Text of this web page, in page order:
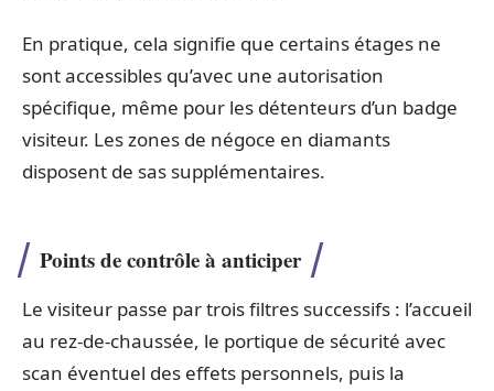
En pratique, cela signifie que certains étages ne
sont accessibles qu’avec une autorisation
spécifique, même pour les détenteurs d’un badge
visiteur. Les zones de négoce en diamants
disposent de sas supplémentaires.
Points de contrôle à anticiper
Le visiteur passe par trois filtres successifs : l’accueil
au rez-de-chaussée, le portique de sécurité avec
scan éventuel des effets personnels, puis la